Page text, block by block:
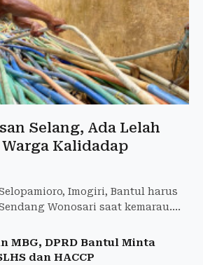
Selang, Ada Lelah
Kalidadap
Imogiri, Bantul harus
Wonosari saat kemarau.
MBG, DPRD Bantul Minta
dan HACCP